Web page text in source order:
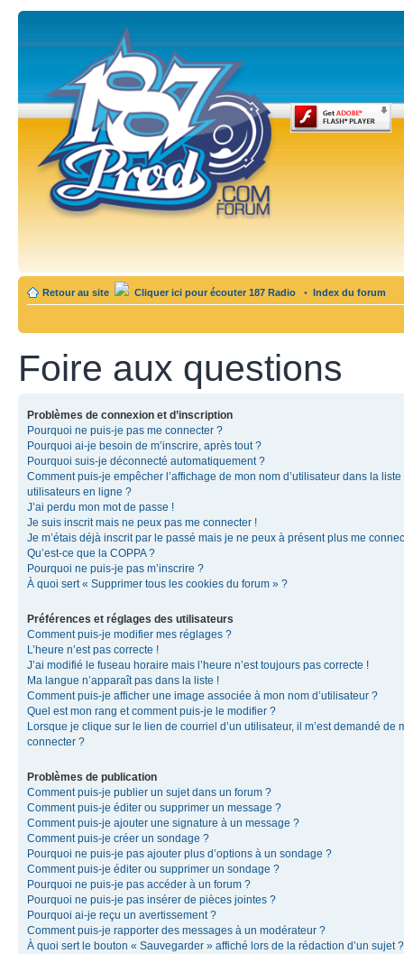
Retour au site Cliquer ici pour écouter 187 Radio • Index du forum
Foire aux questions
Problèmes de connexion et d’inscription
Pourquoi ne puis-je pas me connecter ?
Pourquoi ai-je besoin de m’inscrire, après tout ?
Pourquoi suis-je déconnecté automatiquement ?
Comment puis-je empêcher l’affichage de mon nom d’utilisateur dans la liste
utilisateurs en ligne ?
J’ai perdu mon mot de passe !
Je suis inscrit mais ne peux pas me connecter !
Je m’étais déjà inscrit par le passé mais je ne peux à présent plus me
Qu’est-ce que la COPPA ?
Pourquoi ne puis-je pas m’inscrire ?
À quoi sert « Supprimer tous les cookies du forum » ?
Préférences et réglages des utilisateurs
Comment puis-je modifier mes réglages ?
L’heure n’est pas correcte !
J’ai modifié le fuseau horaire mais l’heure n’est toujours pas correcte !
Ma langue n’apparaît pas dans la liste !
Comment puis-je afficher une image associée à mon nom d’utilisateur ?
Quel est mon rang et comment puis-je le modifier ?
Lorsque je clique sur le lien de courriel d’un utilisateur, il m’est demandé de
connecter ?
Problèmes de publication
Comment puis-je publier un sujet dans un forum ?
Comment puis-je éditer ou supprimer un message ?
Comment puis-je ajouter une signature à un message ?
Comment puis-je créer un sondage ?
Pourquoi ne puis-je pas ajouter plus d’options à un sondage ?
Comment puis-je éditer ou supprimer un sondage ?
Pourquoi ne puis-je pas accéder à un forum ?
Pourquoi ne puis-je pas insérer de pièces jointes ?
Pourquoi ai-je reçu un avertissement ?
Comment puis-je rapporter des messages à un modérateur ?
À quoi sert le bouton « Sauvegarder » affiché lors de la rédaction d’un sujet ?